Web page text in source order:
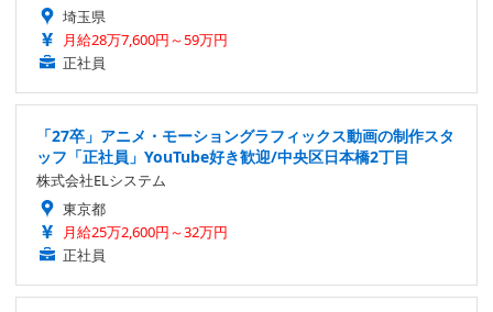
埼玉県
月給28万7,600円～59万円
正社員
「27卒」アニメ・モーショングラフィックス動画の制作スタ
ッフ「正社員」YouTube好き歓迎/中央区日本橋2丁目
株式会社ELシステム
東京都
月給25万2,600円～32万円
正社員